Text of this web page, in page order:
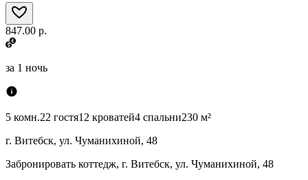
847.00 р.
за 1 ночь
5 комн.22 гостя12 кроватей4 спальни230 м²
г. Витебск, ул. Чуманихиной, 48
Забронировать коттедж, г. Витебск, ул. Чуманихиной, 48